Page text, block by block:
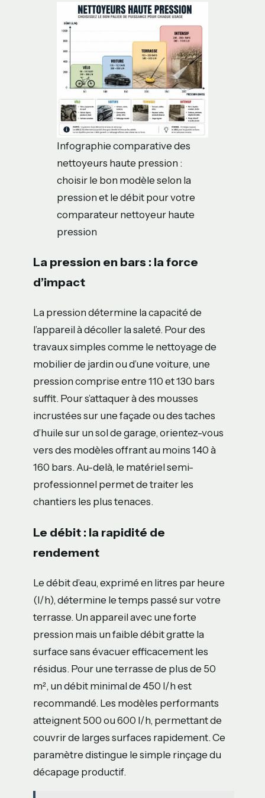
Infographie comparative des
nettoyeurs haute pression :
choisir le bon modèle selon la
pression et le débit pour votre
comparateur nettoyeur haute
pression
La pression en bars : la force
d’impact
La pression détermine la capacité de
l’appareil à décoller la saleté. Pour des
travaux simples comme le nettoyage de
mobilier de jardin ou d’une voiture, une
pression comprise entre 110 et 130 bars
suffit. Pour s’attaquer à des mousses
incrustées sur une façade ou des taches
d’huile sur un sol de garage, orientez-vous
vers des modèles offrant au moins 140 à
160 bars. Au-delà, le matériel semi-
professionnel permet de traiter les
chantiers les plus tenaces.
Le débit : la rapidité de
rendement
Le débit d’eau, exprimé en litres par heure
(l/h), détermine le temps passé sur votre
terrasse. Un appareil avec une forte
pression mais un faible débit gratte la
surface sans évacuer efficacement les
résidus. Pour une terrasse de plus de 50
m², un débit minimal de 450 l/h est
recommandé. Les modèles performants
atteignent 500 ou 600 l/h, permettant de
couvrir de larges surfaces rapidement. Ce
paramètre distingue le simple rinçage du
décapage productif.